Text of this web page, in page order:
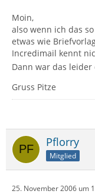
Moin,
also wenn ich das
etwas wie
Incredimail kennt
Dann war das
Gruss Pitze
Pflorry
Mitglied
25. November 2006 um